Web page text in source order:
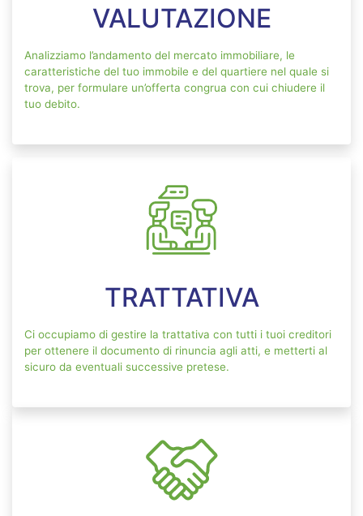
VALUTAZIONE
Analizziamo l’andamento del mercato immobiliare, le
caratteristiche del tuo immobile e del quartiere nel quale si
trova, per formulare un’offerta congrua con cui chiudere il
tuo debito.
TRATTATIVA
Ci occupiamo di gestire la trattativa con tutti i tuoi creditori
per ottenere il documento di rinuncia agli atti, e metterti al
sicuro da eventuali successive pretese.